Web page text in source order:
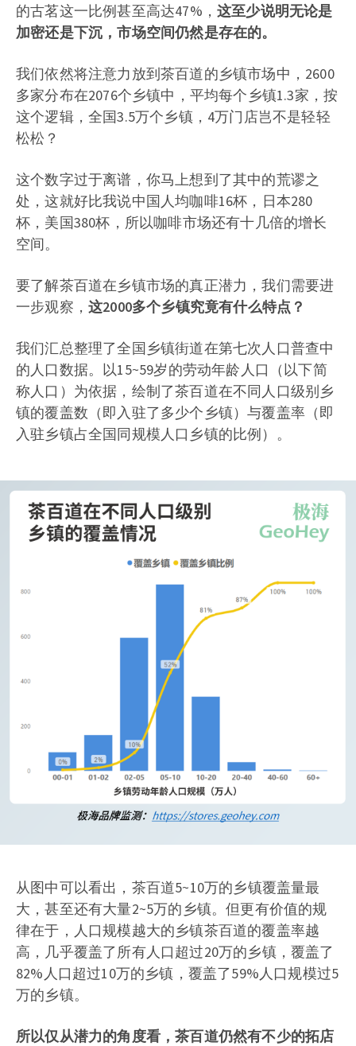
的古茗这一比例甚至高达47%， 这至少说明无论是
加密还是下沉，市场空间仍然是存在的。
我们依然将注意力放到茶百道的乡镇市场中，2600
多家分布在2076个乡镇中，平均每个乡镇1.3家，按
这个逻辑，全国3.5万个乡镇，4万门店岂不是轻轻
松松？
这个数字过于离谱，你马上想到了其中的荒谬之
处，这就好比我说中国人均咖啡16杯，日本280
杯，美国380杯，所以咖啡市场还有十几倍的增长
空间。
要了解茶百道在乡镇市场的真正潜力，我们需要进
一步观察， 这2000多个乡镇究竟有什么特点？
我们汇总整理了全国乡镇街道在第七次人口普查中
的人口数据。以15~59岁的劳动年龄人口（以下简
称人口）为依据，绘制了茶百道在不同人口级别乡
镇的覆盖数（即入驻了多少个乡镇）与覆盖率（即
入驻乡镇占全国同规模人口乡镇的比例）。
从图中可以看出，茶百道5~10万的乡镇覆盖量最
大，甚至还有大量2~5万的乡镇。但更有价值的规
律在于，人口规模越大的乡镇茶百道的覆盖率越
高，几乎覆盖了所有人口超过20万的乡镇，覆盖了
82%人口超过10万的乡镇，覆盖了59%人口规模过5
万的乡镇。
所以仅从潜力的角度看，茶百道仍然有不少的拓店